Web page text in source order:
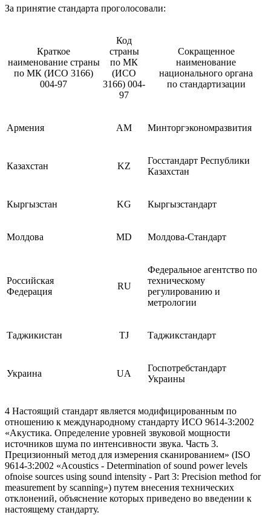
За принятие стандарта проголосовали:
Краткое
наименование страны
по МК (ИСО 3166)
004-97
Код
страны
по МК
(ИСО
3166) 004-
97
Сокращенное
наименование
национального органа
по стандартизации
Армения AM Минторгэкономразвития
Казахстан KZ
Госстандарт Республики
Казахстан
Кыргызстан KG Кыргызстандарт
Молдова MD Молдова-Стандарт
Российская
Федерация
RU
Федеральное агентство по
техническому
регулированию и
метрологии
Таджикистан TJ Таджикстандарт
Украина UA
Госпотребстандарт
Украины
4 Настоящий стандарт является модифицированным по
отношению к международному стандарту ИСО 9614-3:2002
«Акустика. Определение уровней звуковой мощности
источников шума по интенсивности звука. Часть 3.
Прецизионный метод для измерения сканированием» (ISO
9614-3:2002 «Acoustics - Determination of sound power levels
ofnoise sources using sound intensity - Part 3: Precision method for
measurement by scanning») путем внесения технических
отклонений, объяснение которых приведено во введении к
настоящему стандарту.